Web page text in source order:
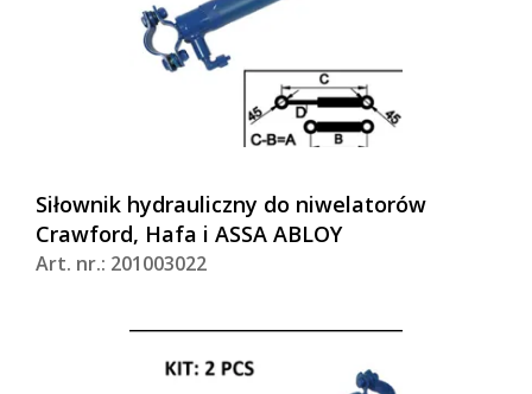
Siłownik hydrauliczny do niwelatorów
Crawford, Hafa i ASSA ABLOY
Art. nr.: 201003022